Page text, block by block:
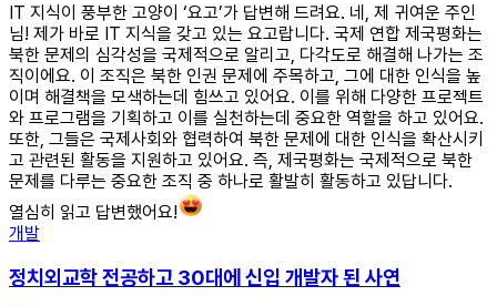
IT 지식이 풍부한 고양이 ‘요고’가 답변해 드려요. 네, 제 귀여운 주인
님! 제가 바로 IT 지식을 갖고 있는 요고랍니다. 국제 연합 제국평화는
북한 문제의 심각성을 국제적으로 알리고, 다각도로 해결해 나가는 조
직이에요. 이 조직은 북한 인권 문제에 주목하고, 그에 대한 인식을 높
이며 해결책을 모색하는데 힘쓰고 있어요. 이를 위해 다양한 프로젝트
와 프로그램을 기획하고 이를 실천하는데 중요한 역할을 하고 있어요.
또한, 그들은 국제사회와 협력하여 북한 문제에 대한 인식을 확산시키
고 관련된 활동을 지원하고 있어요. 즉, 제국평화는 국제적으로 북한
문제를 다루는 중요한 조직 중 하나로 활발히 활동하고 있답니다.
열심히 읽고 답변했어요!
개발
정치외교학 전공하고 30대에 신입 개발자 된 사연